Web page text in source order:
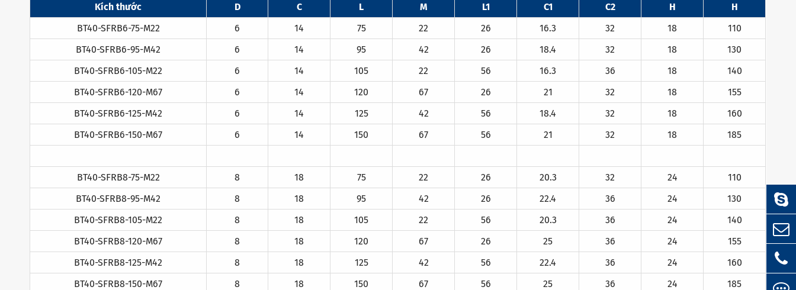
Kích thước
D C L M L1 C1 C2 H
H
BT40-SFRB6-75-M22
6 14 75 22 26 16.3 32 18
110
BT40-SFRB6-95-M42
6 14 95 42 26 18.4 32 18
130
BT40-SFRB6-105-M22
6 14 105 22 56 16.3 36 18
140
BT40-SFRB6-120-M67
6 14 120 67 26 21 32 18
155
BT40-SFRB6-125-M42
6 14 125 42 56 18.4 32 18
160
BT40-SFRB6-150-M67
6 14 150 67 56 21 32 18 185
BT40-SFRB8-75-M22 8 18 75 22 26 20.3 32 24
110
BT40-SFRB8-95-M42
8 18 95 42 26 22.4 36 24
130
BT40-SFRB8-105-M22
8 18 105 22 56 20.3 36 24
140
BT40-SFRB8-120-M67
8 18 120 67 26 25 36 24
155
BT40-SFRB8-125-M42
8 18 125 42 56 22.4 36 24
160
BT40-SFRB8-150-M67
8 18 150 67 56 25 36 24 185